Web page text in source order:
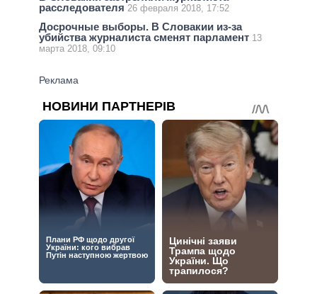
расследователя 26 февраля 2018, 17:52
Досрочные выборы. В Словакии из-за
убийства журналиста сменят парламент 13
марта 2018, 09:10